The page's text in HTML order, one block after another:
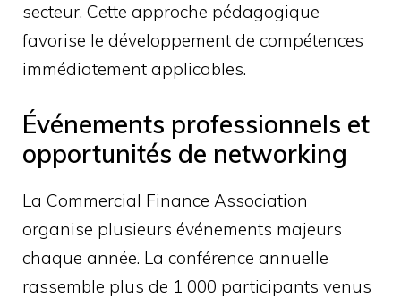
secteur. Cette approche pédagogique
favorise le développement de compétences
immédiatement applicables.
Événements professionnels et
opportunités de networking
La Commercial Finance Association
organise plusieurs événements majeurs
chaque année. La conférence annuelle
rassemble plus de 1 000 participants venus